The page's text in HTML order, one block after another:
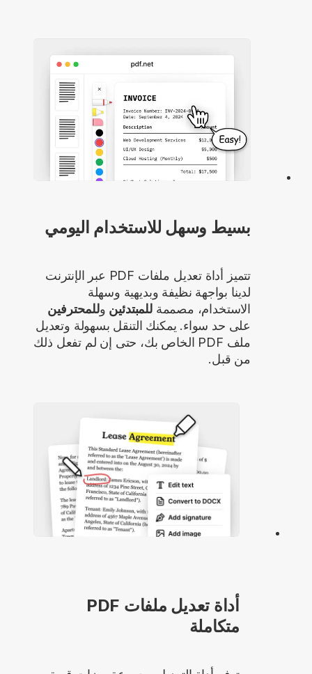
بسيط وسهل للاستخدام اليومي
تتميز أداة تعديل ملفات PDF عبر الإنترنت
لدينا بواجهة نظيفة وبديهية وسهلة
الاستخدام، مصممةللمبتدئين وللمحترفين
على حد سواء. يمكنك التنقل بسهولة وتعديل
ملف PDF الخاص بك، حتى إن لم تفعل ذلك
من قبل.
أداة تعديل ملفات PDF
متكاملة